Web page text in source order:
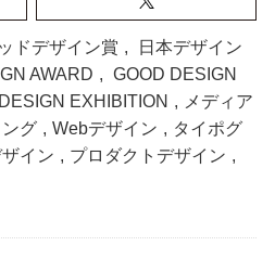
ドデザイン賞 ,
日本デザイン
AWARD , GOOD DESIGN
EXHIBITION , メディア
グ , Webデザイン , タイポグ
イン , プロダクトデザイン ,